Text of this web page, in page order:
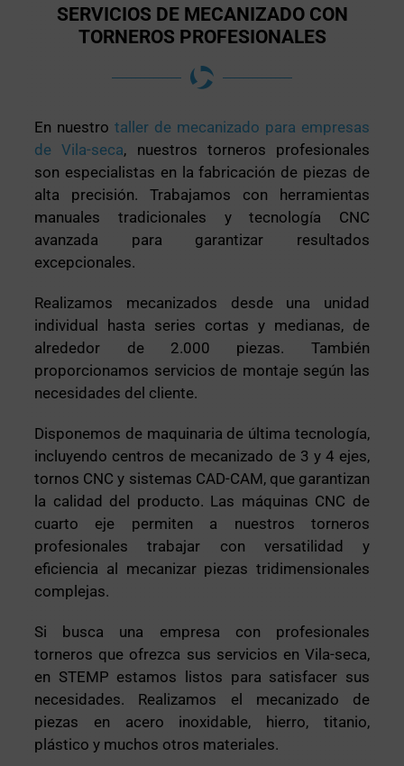
SERVICIOS DE MECANIZADO CON
TORNEROS PROFESIONALES
En nuestrotaller de mecanizado para empresas
de Vila-seca, nuestros torneros profesionales
son especialistas en la fabricación de piezas de
alta precisión. Trabajamos con herramientas
manuales tradicionales y tecnología CNC
avanzada para garantizar resultados
excepcionales.
Realizamos mecanizados desde una unidad
individual hasta series cortas y medianas, de
alrededor de 2.000 piezas. También
proporcionamos servicios de montaje según las
necesidades del cliente.
Disponemos de maquinaria de última tecnología,
incluyendo centros de mecanizado de 3 y 4 ejes,
tornos CNC y sistemas CAD-CAM, que garantizan
la calidad del producto. Las máquinas CNC de
cuarto eje permiten a nuestros torneros
profesionales trabajar con versatilidad y
eficiencia al mecanizar piezas tridimensionales
complejas.
Si busca una empresa con profesionales
torneros que ofrezca sus servicios en Vila-seca,
en STEMP estamos listos para satisfacer sus
necesidades. Realizamos el mecanizado de
piezas en acero inoxidable, hierro, titanio,
plástico y muchos otros materiales.